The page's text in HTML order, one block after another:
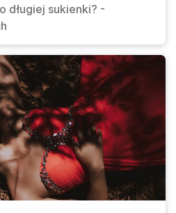
długiej sukienki? -